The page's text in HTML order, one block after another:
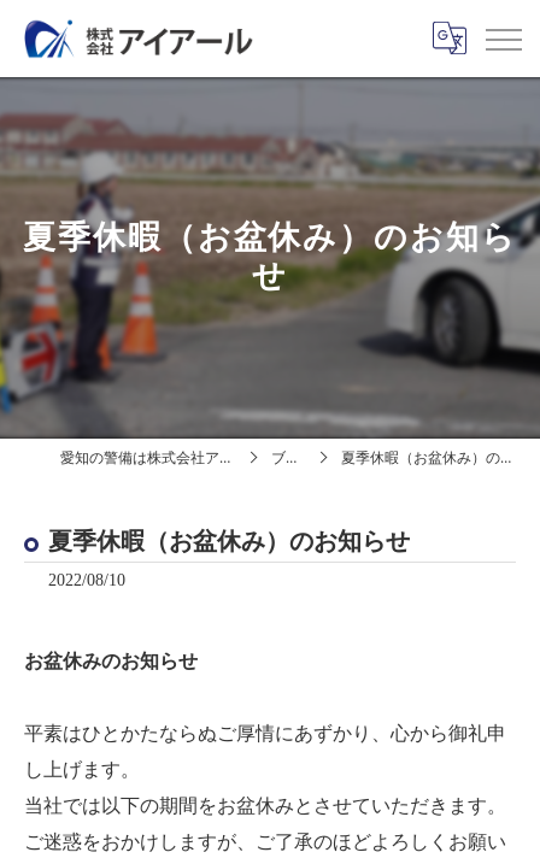
夏季休暇（お盆休み）のお知ら
せ
愛知の警備は株式会社アイアール ブログ 夏季休暇（お盆休み）のお知らせ
夏季休暇（お盆休み）のお知らせ
2022/08/10
お盆休みのお知らせ
平素はひとかたならぬご厚情にあずかり、心から御礼申
し上げます。
当社では以下の期間をお盆休みとさせていただきます。
ご迷惑をおかけしますが、ご了承のほどよろしくお願い